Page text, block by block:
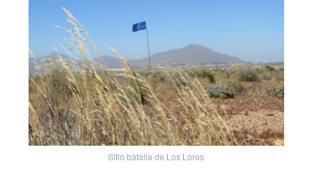
Sitio batalla de Los Loros